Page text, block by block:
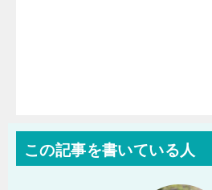
この記事を書いている人